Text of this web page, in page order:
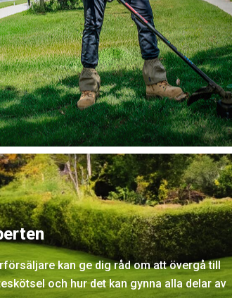
kan ge dig råd om att övergå till
och hur det kan gynna alla delar av